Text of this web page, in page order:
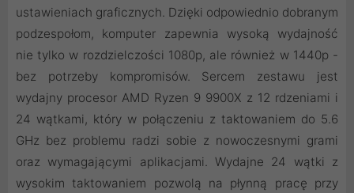
ustawieniach graficznych. Dzięki odpowiednio dobranym
podzespołom, komputer zapewnia wysoką wydajność
nie tylko w rozdzielczości 1080p, ale również w 1440p -
bez potrzeby kompromisów. Sercem zestawu jest
wydajny procesor AMD Ryzen 9 9900X z 12 rdzeniami i
24 wątkami, który w połączeniu z taktowaniem do 5.6
GHz bez problemu radzi sobie z nowoczesnymi grami
oraz wymagającymi aplikacjami. Wydajne 24 wątki z
wysokim taktowaniem pozwolą na płynną pracę przy